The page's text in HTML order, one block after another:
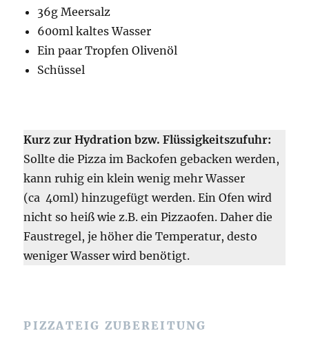
36g Meersalz
600ml kaltes Wasser
Ein paar Tropfen Olivenöl
Schüssel
Kurz zur Hydration bzw. Flüssigkeitszufuhr:
Sollte die Pizza im Backofen gebacken werden,
kann ruhig ein klein wenig mehr Wasser
(ca 40ml) hinzugefügt werden. Ein Ofen wird
nicht so heiß wie z.B. ein Pizzaofen. Daher die
Faustregel, je höher die Temperatur, desto
weniger Wasser wird benötigt.
PIZZATEIG ZUBEREITUNG